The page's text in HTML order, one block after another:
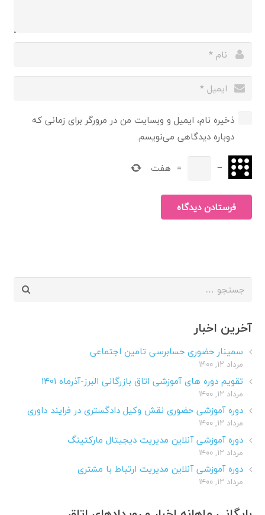
ذخیره نام، ایمیل و وبسایت من در مرورگر برای زمانی که
دوباره دیدگاهی می‌نویسم.
−
= هفت
فرستادن دیدگاه
جستجو
آخرین اخبار
سمینار حضوری حسابرسی تامین اجتماعی
مرداد ۱۲, ۱۴۰۰
تقویم دوره های آموزشی اتاق بازرگانی البرز-آذرماه ۱۴۰۱
مرداد ۱۲, ۱۴۰۰
دوره آموزشی حضوری نقش وکیل دادگستری در فرایند داوری
مرداد ۱۲, ۱۴۰۰
دوره آموزشی آنلاین مدیریت دیجیتال مارکتینگ
مرداد ۱۲, ۱۴۰۰
دوره آموزشی آنلاین مدیریت ارتباط با مشتری
مرداد ۱۲, ۱۴۰۰